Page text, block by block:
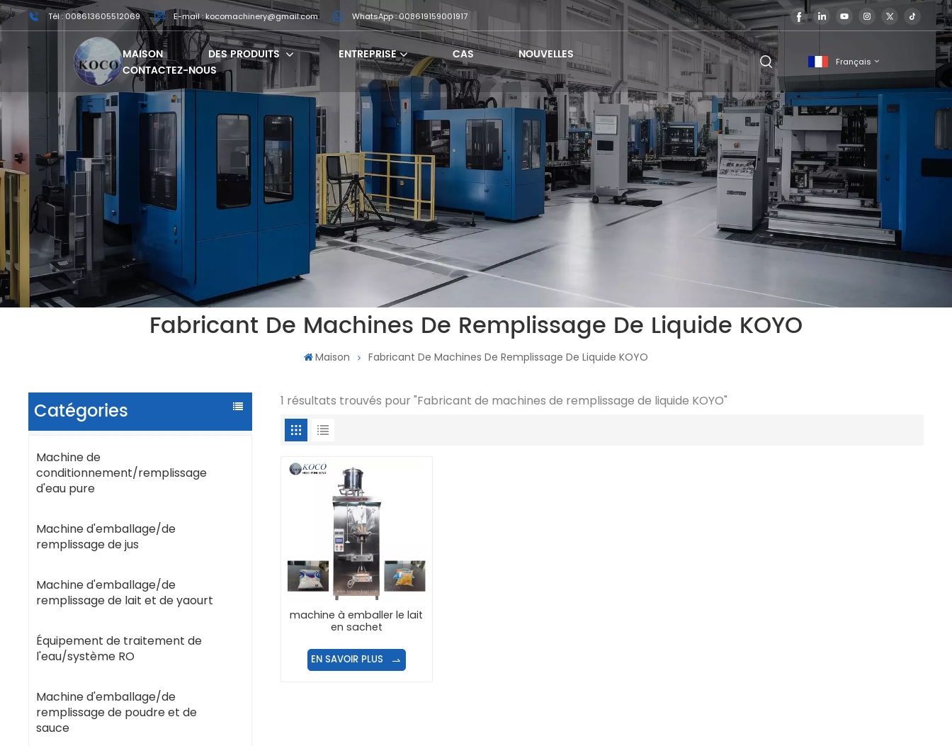
Tél : 008613605512069 E-mail : kocomachinery@gmail.com WhatsApp : 008619159001917
MAISON DES PRODUITS ENTREPRISE CAS
NOUVELLES
CONTACTEZ-NOUS
Français
English
français
Fabricant De Machines De Remplissage De Liquide KOYO
Maison Fabricant De Machines De Remplissage De Liquide KOYO
Catégories
Machine de
conditionnement/remplissage
d'eau pure
Machine d'emballage/de
remplissage de jus
Machine d'emballage/de
remplissage de lait et de yaourt
Équipement de traitement de
l'eau/système RO
Machine d'emballage/de
remplissage de poudre et de
sauce
1 résultats trouvés pour "Fabricant de machines de remplissage de liquide KOYO"
machine à emballer le lait
en sachet
EN SAVOIR PLUS